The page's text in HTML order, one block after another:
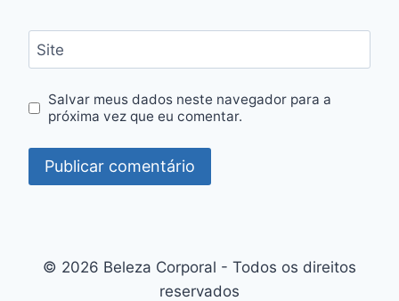
Site
Salvar meus dados neste navegador para a
próxima vez que eu comentar.
© 2026 Beleza Corporal - Todos os direitos
reservados